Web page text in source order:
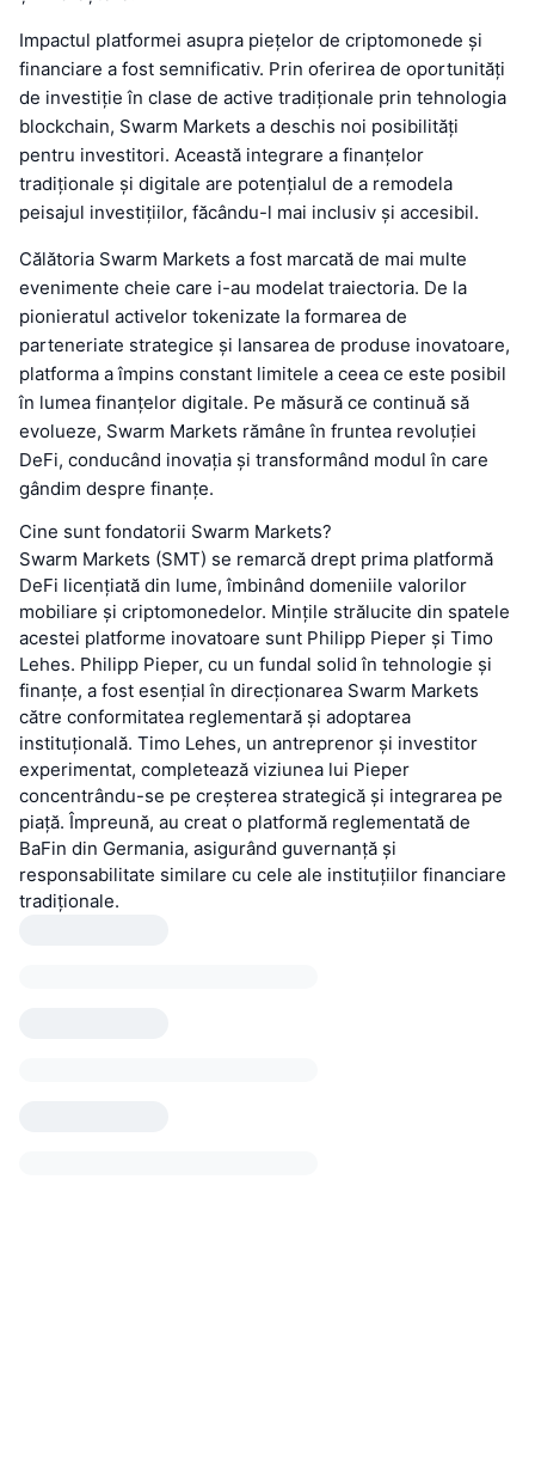
Impactul platformei asupra piețelor de criptomonede și
financiare a fost semnificativ. Prin oferirea de oportunități
de investiție în clase de active tradiționale prin tehnologia
blockchain, Swarm Markets a deschis noi posibilități
pentru investitori. Această integrare a finanțelor
tradiționale și digitale are potențialul de a remodela
peisajul investițiilor, făcându-l mai inclusiv și accesibil.
Călătoria Swarm Markets a fost marcată de mai multe
evenimente cheie care i-au modelat traiectoria. De la
pionieratul activelor tokenizate la formarea de
parteneriate strategice și lansarea de produse inovatoare,
platforma a împins constant limitele a ceea ce este posibil
în lumea finanțelor digitale. Pe măsură ce continuă să
evolueze, Swarm Markets rămâne în fruntea revoluției
DeFi, conducând inovația și transformând modul în care
gândim despre finanțe.
Cine sunt fondatorii Swarm Markets?
Swarm Markets (SMT) se remarcă drept prima platformă
DeFi licențiată din lume, îmbinând domeniile valorilor
mobiliare și criptomonedelor. Mințile strălucite din spatele
acestei platforme inovatoare sunt Philipp Pieper și Timo
Lehes. Philipp Pieper, cu un fundal solid în tehnologie și
finanțe, a fost esențial în direcționarea Swarm Markets
către conformitatea reglementară și adoptarea
instituțională. Timo Lehes, un antreprenor și investitor
experimentat, completează viziunea lui Pieper
concentrându-se pe creșterea strategică și integrarea pe
piață. Împreună, au creat o platformă reglementată de
BaFin din Germania, asigurând guvernanță și
responsabilitate similare cu cele ale instituțiilor financiare
tradiționale.